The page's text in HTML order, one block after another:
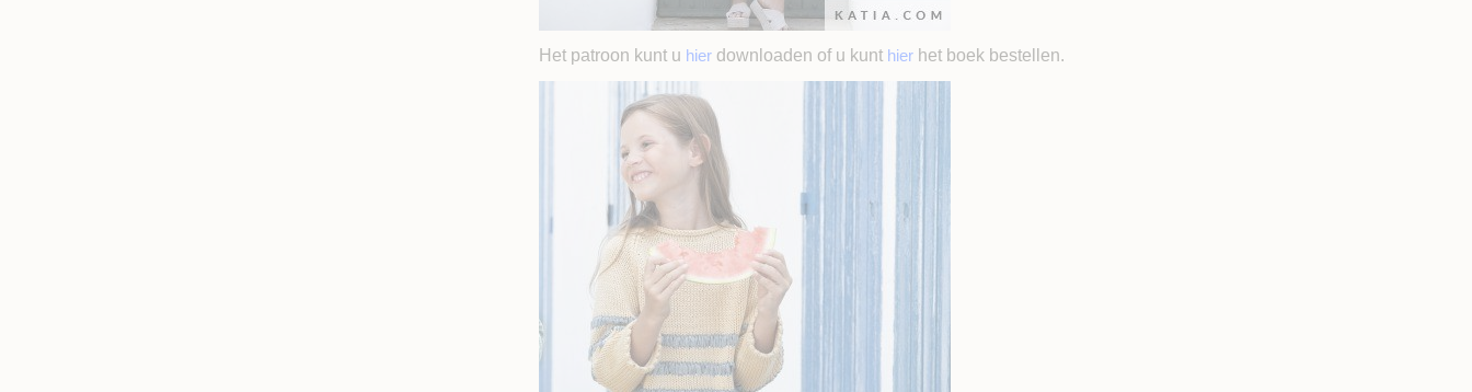
Het patroon kunt u hier downloaden of u kunt hier het boek bestellen.